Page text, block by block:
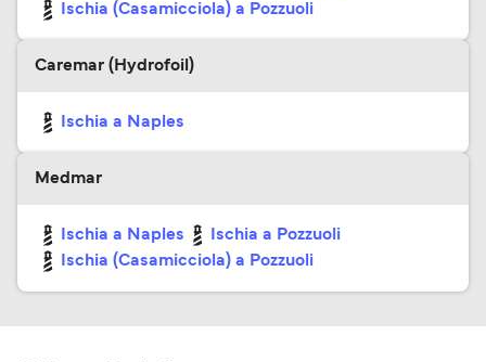
Ischia (Casamicciola) a Pozzuoli
Caremar (Hydrofoil)
Ischia a Naples
Medmar
Ischia a Naples
Ischia a Pozzuoli
Ischia (Casamicciola) a Pozzuoli